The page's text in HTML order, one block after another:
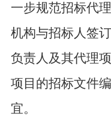
一步规范招标代
机构与招标人签
负责人及其代理
项目的招标文件
宜。